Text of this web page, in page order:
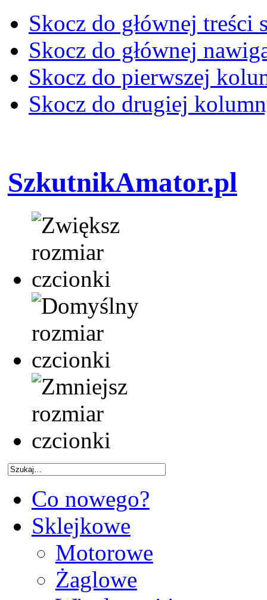
Skocz do głównej treści
Skocz do głównej
Skocz do pierwszej
Skocz do drugiej
SzkutnikAmator.pl
Co nowego?
Sklejkowe
Motorowe
Żaglowe